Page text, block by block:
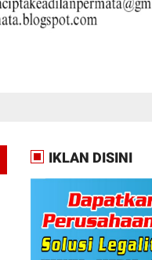
IKLAN DISINI